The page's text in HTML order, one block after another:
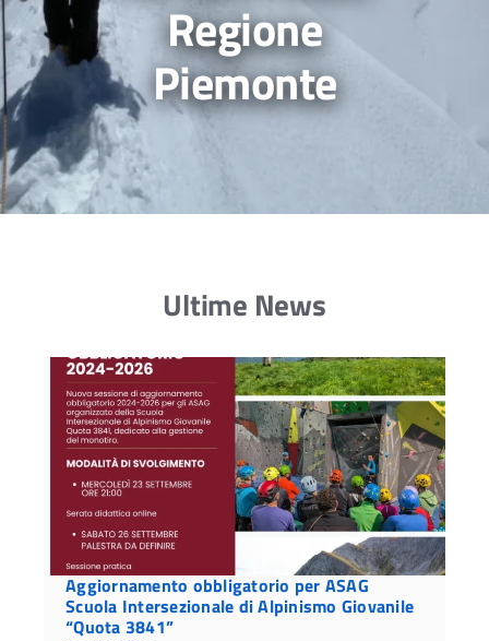
Regione
Piemonte
Ultime News
Aggiornamento obbligatorio per ASAG
Scuola Intersezionale di Alpinismo Giovanile
“Quota 3841”